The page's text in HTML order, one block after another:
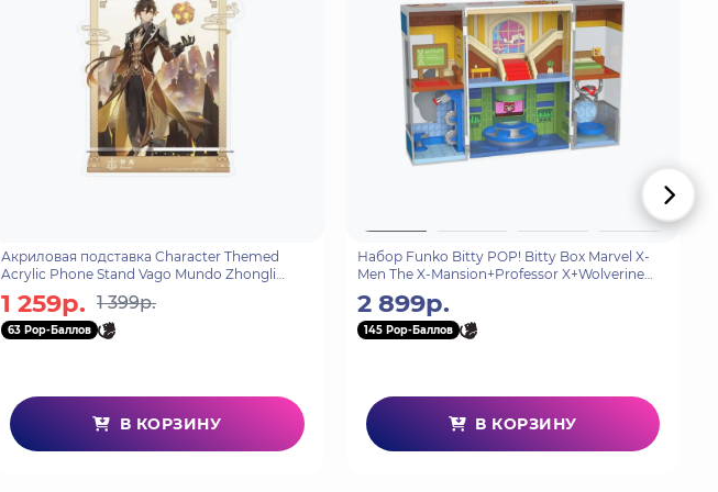
Акриловая подставка Character Themed
Acrylic Phone Stand Vago Mundo Zhongli
1 259р. 1 399р.
63 Pop-Баллов
В КОРЗИНУ
Набор Funko Bitty POP! Bitty Box Marvel X-
Men The X-Mansion+Professor X+Wolverine
2 899р.
145 Pop-Баллов
В КОРЗИНУ